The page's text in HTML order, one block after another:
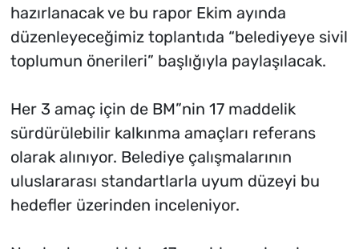
hazırlanacak ve bu rapor Ekim ayında
düzenleyeceğimiz toplantıda “belediyeye sivil
toplumun önerileri” başlığıyla paylaşılacak.
Her 3 amaç için de BM”nin 17 maddelik
sürdürülebilir kalkınma amaçları referans
olarak alınıyor. Belediye çalışmalarının
uluslararası standartlarla uyum düzeyi bu
hedefler üzerinden inceleniyor.